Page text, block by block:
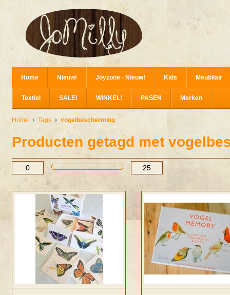
Home Nieuw! Joyzone - Nieuw! Kids Meubilair
Textiel SALE! WINKEL! PASEN Merken
Home Tags vogelbescherming
Producten getagd met